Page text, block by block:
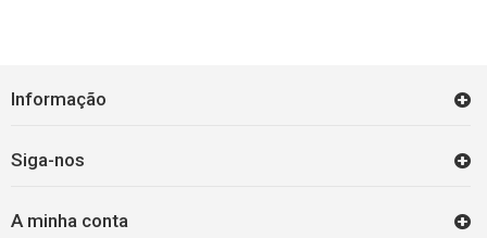
Informação
Siga-nos
A minha conta